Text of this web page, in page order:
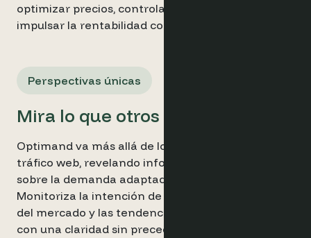
optimizar precios, controlar la demanda e
impulsar la rentabilidad con confianza.
Perspectivas únicas
Mira lo que otros no ven
Optimand va más allá de los datos básicos de
tráfico web, revelando información detallada
sobre la demanda adaptada a tu negocio.
Monitoriza la intención de reserva, los cambios
del mercado y las tendencias de la competencia
con una claridad sin precedentes, lo que te